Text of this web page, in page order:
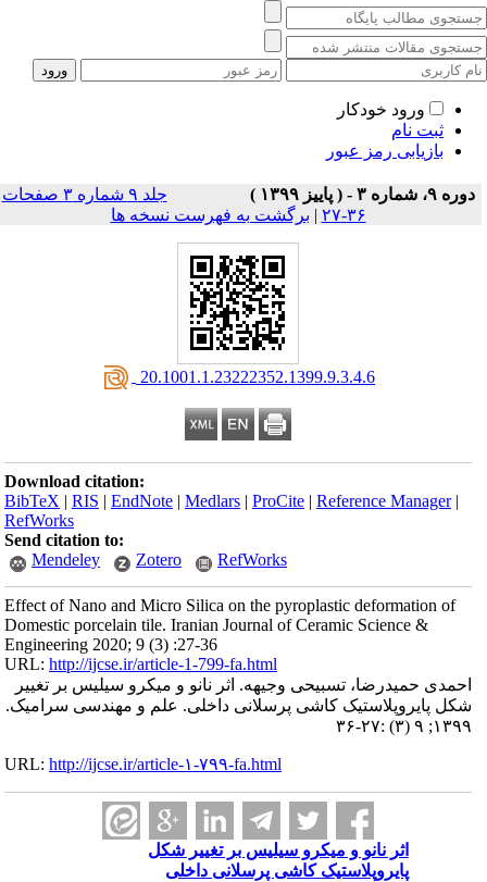
ورود خودکار
ثبت نام
بازیابی رمز عبور
دوره ۹، شماره ۳ - ( پاییز ۱۳۹۹ )
جلد ۹ شماره ۳ صفحات
۳۶-۲۷
| برگشت به فهرست نسخه ها
‎ 20.1001.1.23222352.1399.9.3.4.6
Download citation:
BibTeX |RIS |EndNote |Medlars |ProCite |Reference Manager
RefWorks
Send citation to:
Mendeley
Zotero RefWorks
Effect of Nano and Micro Silica on the pyroplastic deformation of
Domestic porcelain tile. Iranian Journal of Ceramic Science &
Engineering 2020; 9 (3) :27-36
URL:http://ijcse.ir/article-1-799-fa.html
احمدی حمیدرضا، تسبیحی وجیهه. اثر نانو و میکرو سیلیس بر تغییر
شکل پایروپلاستیک کاشی پرسلانی داخلی. علم و مهندسی سرامیک.
۱۳۹۹; ۹ (۳) :۲۷-۳۶
URL:http://ijcse.ir/article-۱-۷۹۹-fa.html
اثر نانو و میکرو سیلیس بر تغییر شکل
پایروپلاستیک کاشی پرسلانی داخلی